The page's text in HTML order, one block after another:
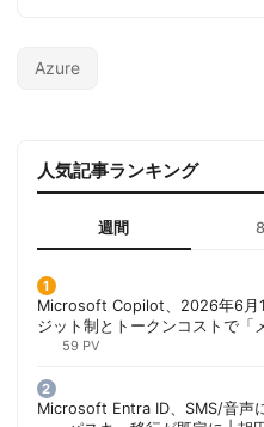
Azure
人気記事ランキング
週間
Microsoft Copilot、2026年6月
ジット制とトークンコストで「
法 | 胡田昌彦
59 PV
Microsoft Entra ID、SMS/音声